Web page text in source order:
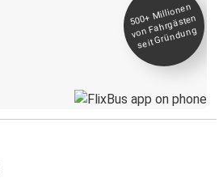
500+
Millionen
von Fahrgästen
seit
Gründung